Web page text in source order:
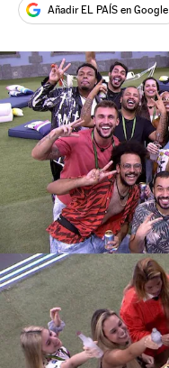
Añadir EL PAÍS en Google